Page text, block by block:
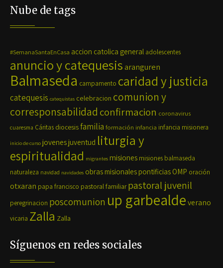
Nube de tags
#SemanaSantaEnCasa accion catolica general adolescentes
anuncio y catequesis aranguren
Balmaseda campamento caridad y justicia
catequesis catequistas celebracion comunion y
corresponsabilidad confirmacion coronavirus
cuaresma Cáritas diocesisfamilia formación infancia infancia misionera
inicio de curso jovenesjuventud liturgia y
espiritualidad migrantes misiones misiones balmaseda
naturaleza navidad navidades obras misionales pontificias OMP oración
otxaran papa francisco pastoral familiar pastoral juvenil
peregrinacion poscomunion up garbealdeverano
vicaria Zalla Zalla
Síguenos en redes sociales